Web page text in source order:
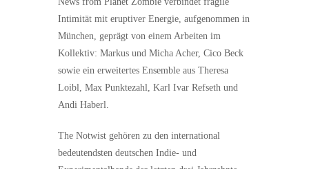
Intimität mit eruptiver Energie, aufgenommen in
München, geprägt von einem Arbeiten im
Kollektiv: Markus und Micha Acher, Cico Beck
sowie ein erweitertes Ensemble aus Theresa
Loibl, Max Punktezahl, Karl Ivar Refseth und
Andi Haberl.
The Notwist gehören zu den international
bedeutendsten deutschen Indie- und